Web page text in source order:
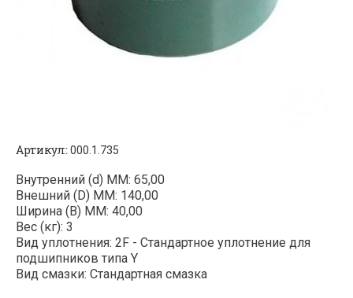
Артикул: 000.1.735
Внутренний (d) ММ: 65,00
Внешний (D) ММ: 140,00
Ширина (B) MM: 40,00
Вес (кг): 3
Вид уплотнения: 2F - Стандартное уплотнение для
подшипников типа Y
Вид смазки: Стандартная смазка